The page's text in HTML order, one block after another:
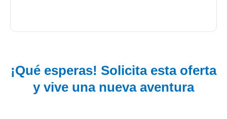
¡Qué esperas! Solicita esta oferta
y vive una nueva aventura